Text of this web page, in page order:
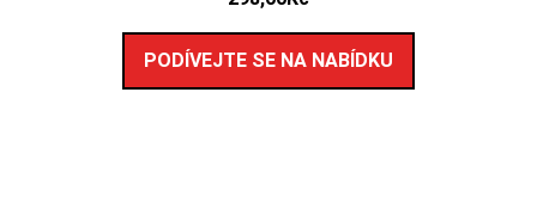
PODÍVEJTE SE NA NABÍDKU